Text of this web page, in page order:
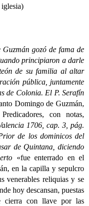
gozó de fama de
principiaron a darle
de su familia al altar
pública, juntamente
de Colonia. El P. Serafín
Domingo de Guzmán,
con notas,
1706, cap. 3, pág.
de los dominicos del
de Quintana, diciendo
«fue enterrado en el
en la capilla y sepulcro
venerables reliquias y se
hoy descansan, puestas
cierra con llave por las